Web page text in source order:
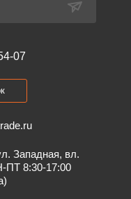
07
Западная, вл.
ПТ 8:30-17:00